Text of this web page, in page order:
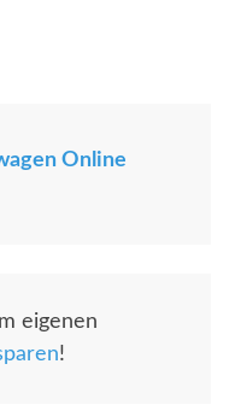
Online
eigenen
!